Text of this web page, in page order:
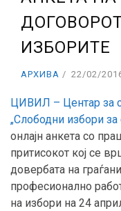
ИЗБОРИТЕ
АРХИВА 22/02/
ЦИВИЛ – Центар за
„Слободни избори за
онлајн анкета со
притисокот кој се
довербата на
професионално
на избори на 24